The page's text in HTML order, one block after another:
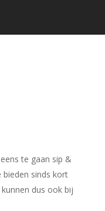
te gaan sip &
bieden sinds kort
dus ook bij